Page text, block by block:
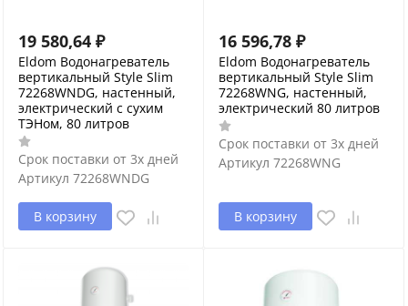
19 580,64 ₽
Eldom Водонагреватель
вертикальный Style Slim
72268WNDG, настенный,
электрический с сухим
ТЭНом, 80 литров
Срок поставки от 3х дней
Артикул 72268WNDG
В корзину
16 596,78 ₽
Eldom Водонагреватель
вертикальный Style Slim
72268WNG, настенный,
электрический 80 литров
Срок поставки от 3х дней
Артикул 72268WNG
В корзину